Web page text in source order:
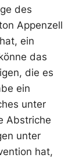
des
Appenzell
ein
das
die es
ein
unter
Abstriche
unter
hat,